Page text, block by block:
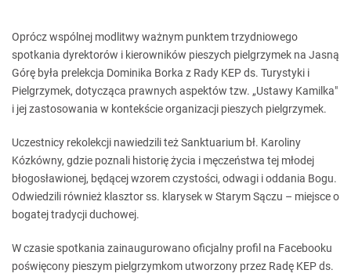
Oprócz wspólnej modlitwy ważnym punktem trzydniowego
spotkania dyrektorów i kierowników pieszych pielgrzymek na Jasną
Górę była prelekcja Dominika Borka z Rady KEP ds. Turystyki i
Pielgrzymek, dotycząca prawnych aspektów tzw. „Ustawy Kamilka"
i jej zastosowania w kontekście organizacji pieszych pielgrzymek.
Uczestnicy rekolekcji nawiedzili też Sanktuarium bł. Karoliny
Kózkówny, gdzie poznali historię życia i męczeństwa tej młodej
błogosławionej, będącej wzorem czystości, odwagi i oddania Bogu.
Odwiedzili również klasztor ss. klarysek w Starym Sączu – miejsce o
bogatej tradycji duchowej.
W czasie spotkania zainaugurowano oficjalny profil na Facebooku
poświęcony pieszym pielgrzymkom utworzony przez Radę KEP ds.